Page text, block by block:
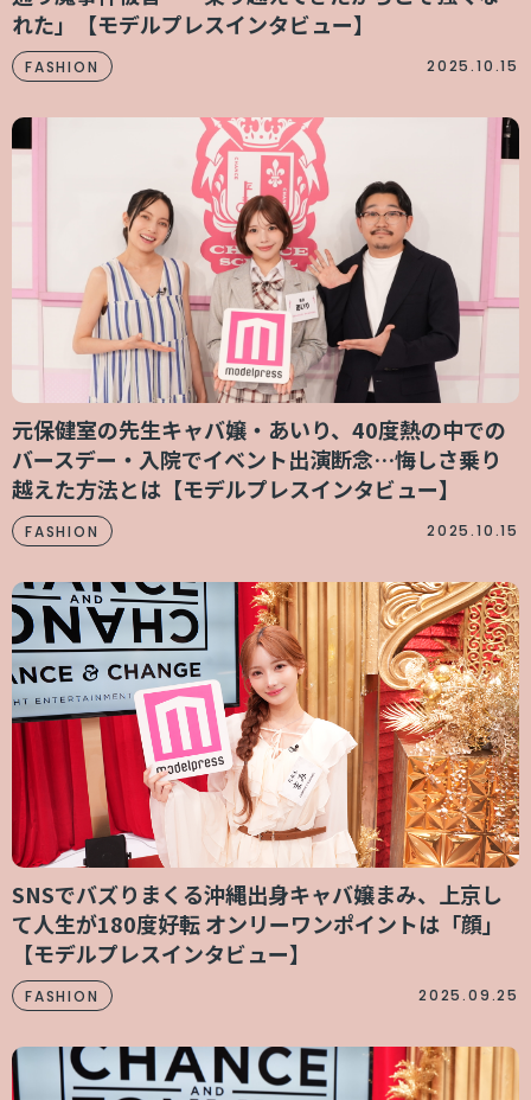
れた」【モデルプレスインタビュー】
FASHION 2025.10.15
元保健室の先生キャバ嬢・あいり、40度熱の中での
バースデー・入院でイベント出演断念…悔しさ乗り
越えた方法とは【モデルプレスインタビュー】
FASHION 2025.10.15
SNSでバズりまくる沖縄出身キャバ嬢まみ、上京し
て人生が180度好転 オンリーワンポイントは「顔」
【モデルプレスインタビュー】
FASHION 2025.09.25